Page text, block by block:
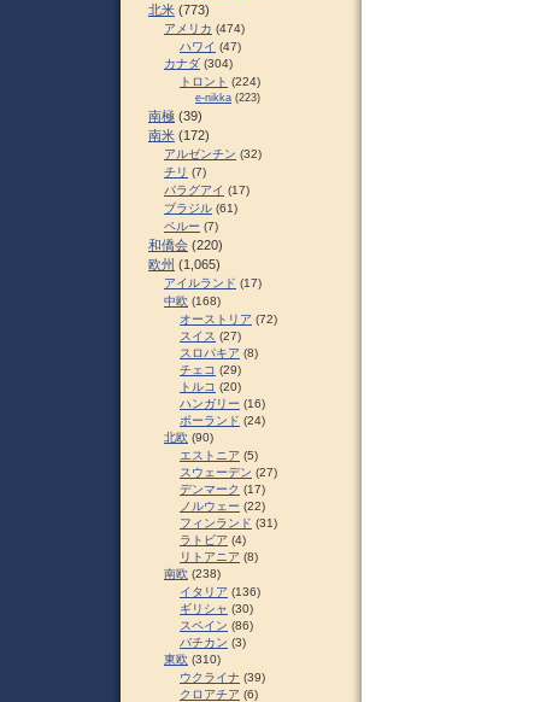
北米 (773)
アメリカ (474)
ハワイ (47)
カナダ (304)
トロント (224)
e-nikka (223)
南極 (39)
南米 (172)
アルゼンチン (32)
チリ (7)
パラグアイ (17)
ブラジル (61)
ペルー (7)
和僑会 (220)
欧州 (1,065)
アイルランド (17)
中欧 (168)
オーストリア (72)
スイス (27)
スロパキア (8)
チェコ (29)
トルコ (20)
ハンガリー (16)
ポーランド (24)
北欧 (90)
エストニア (5)
スウェーデン (27)
デンマーク (17)
ノルウェー (22)
フィンランド (31)
ラトビア (4)
リトアニア (8)
南欧 (238)
イタリア (136)
ギリシャ (30)
スペイン (86)
バチカン (3)
東欧 (310)
ウクライナ (39)
クロアチア (6)